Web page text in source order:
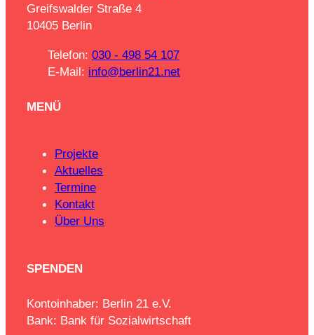
Greifswalder Straße 4
10405 Berlin
Telefon: 030 - 498 54 107
E-Mail: info@berlin21.net
MENÜ
Projekte
Aktuelles
Termine
Kontakt
Über Uns
SPENDEN
Kontoinhaber: Berlin 21 e.V.
Bank: Bank für Sozialwirtschaft